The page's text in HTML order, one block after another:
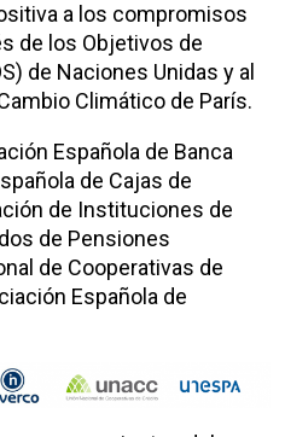
a los compromisos
de los Objetivos de
de Naciones Unidas y al
Climático de París.
Española de Banca
de Cajas de
de Instituciones de
de Pensiones
de Cooperativas de
Española de